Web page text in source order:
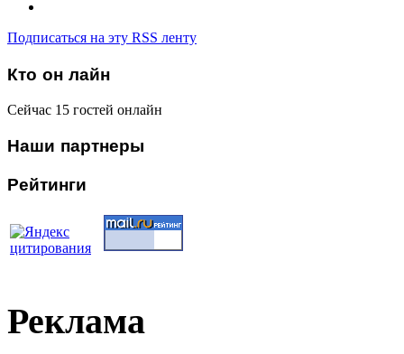
Подписаться на эту RSS ленту
Кто он лайн
Сейчас 15 гостей онлайн
Наши партнеры
Рейтинги
Реклама